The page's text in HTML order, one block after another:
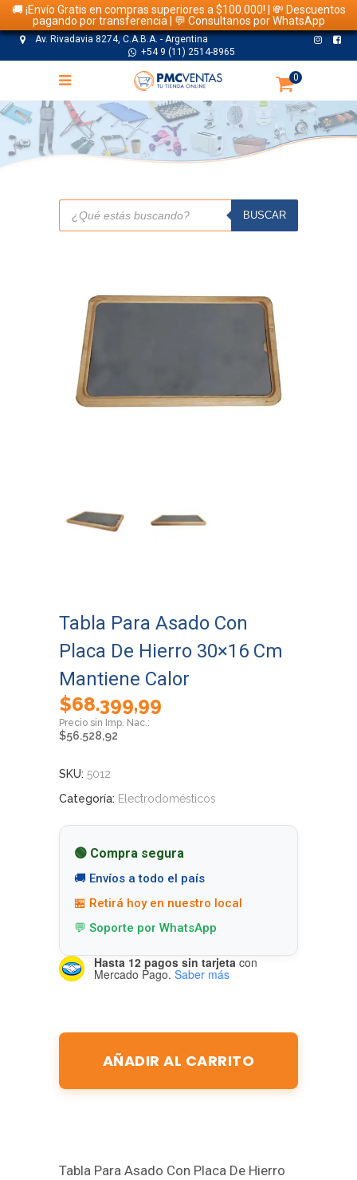
🚚 ¡Envío Gratis en compras superiores a $100.000! | 💸 Descuentos
pagando por transferencia | 💬 Consultanos por WhatsApp
Av. Rivadavia 8274, C.A.B.A. - Argentina
+54 9 (11) 2514-8965
0
TIENDA
Búsqueda
productos
BUSCAR
Tabla Para Asado Con
Placa De Hierro 30×16 Cm
Mantiene Calor
$68.399,99
$56.528,92
SKU: 5012
Categoría: Electrodomésticos
🟢 Compra segura
🚚 Envíos a todo el país
🏪 Retirá hoy en nuestro local
💬 Soporte por WhatsApp
Hasta 12 pagos sin tarjeta con
Mercado Pago. Saber más
AÑADIR AL CARRITO
Tabla Para Asado Con Placa De Hierro